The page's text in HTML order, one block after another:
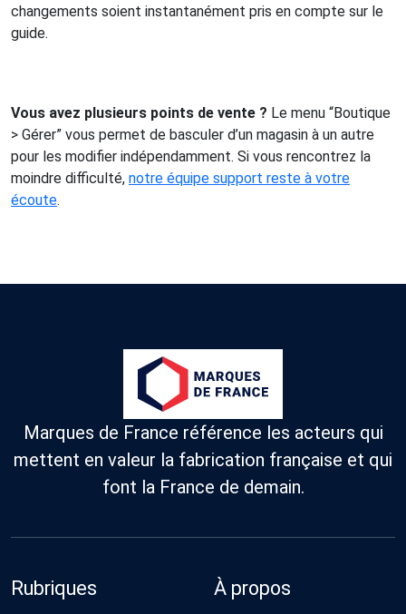
changements soient instantanément pris en compte sur le
guide.
Vous avez plusieurs points de vente ? Le menu “Boutique
> Gérer” vous permet de basculer d’un magasin à un autre
pour les modifier indépendamment. Si vous rencontrez la
moindre difficulté, notre équipe support reste à votre
écoute.
Marques de France référence les acteurs qui
mettent en valeur la fabrication française et qui
font la France de demain.
Rubriques À propos